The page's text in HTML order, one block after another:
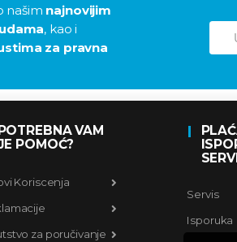
našim najnovijim
, kao i
za pravna
POTREBNA VAM
POMOĆ?
Koriscenja
za poručivanje
Servis
Isporuka